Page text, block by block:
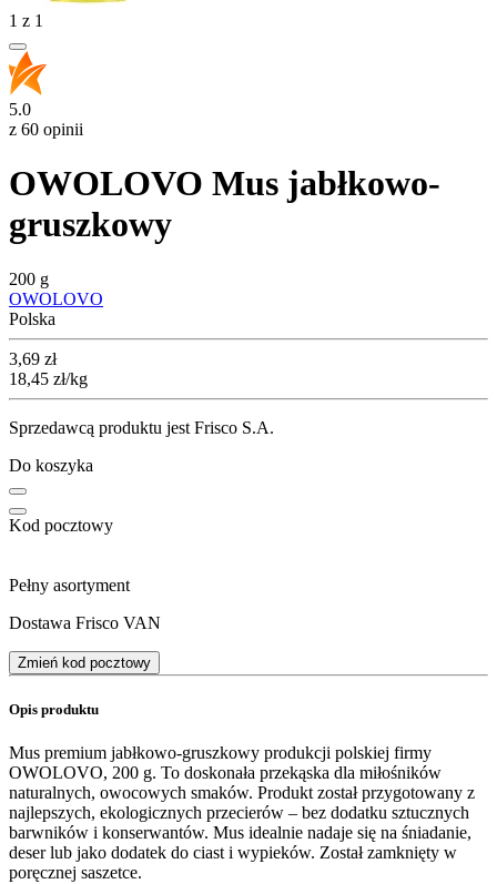
1 z 1
5.0
z 60 opinii
OWOLOVO Mus jabłkowo-
gruszkowy
200 g
OWOLOVO
Polska
Cena
3,69 zł
18,45 zł/kg
Sprzedawcą produktu jest Frisco S.A.
Do koszyka
Kod pocztowy
Pełny asortyment
Dostawa Frisco VAN
Zmień kod pocztowy
Opis produktu
Mus premium jabłkowo-gruszkowy produkcji polskiej firmy
OWOLOVO, 200 g. To doskonała przekąska dla miłośników
naturalnych, owocowych smaków. Produkt został przygotowany z
najlepszych, ekologicznych przecierów – bez dodatku sztucznych
barwników i konserwantów. Mus idealnie nadaje się na śniadanie,
deser lub jako dodatek do ciast i wypieków. Został zamknięty w
poręcznej saszetce.